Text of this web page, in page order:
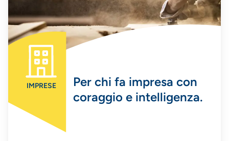
IMPRESE
Per chi fa impresa con
coraggio e intelligenza.